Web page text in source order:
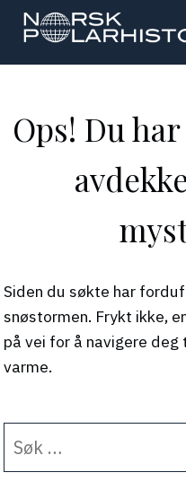
Hopp
hovedinnholdet
Polarhistorie
Ops! Du
Siden du søkte har
snøstormen. Frykt ikke,
på vei for å navigere
varme.
etter: